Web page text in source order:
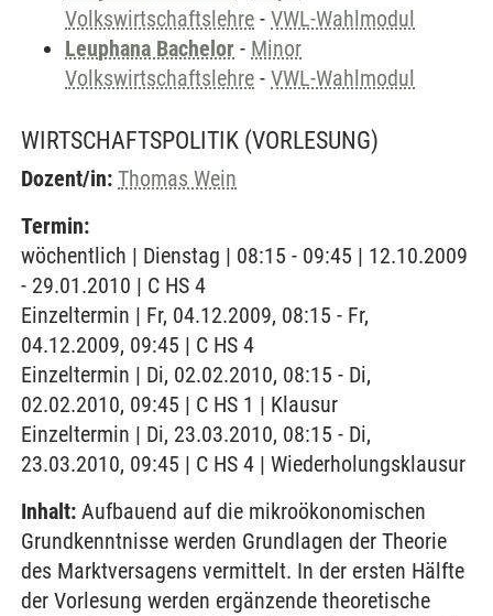
Volkswirtschaftslehre - VWL-Wahlmodul
Leuphana Bachelor - Minor
Volkswirtschaftslehre - VWL-Wahlmodul
WIRTSCHAFTSPOLITIK (VORLESUNG)
Dozent/in: Thomas Wein
Termin:
wöchentlich | Dienstag | 08:15 - 09:45 | 12.10.2009
- 29.01.2010 | C HS 4
Einzeltermin | Fr, 04.12.2009, 08:15 - Fr,
04.12.2009, 09:45 | C HS 4
Einzeltermin | Di, 02.02.2010, 08:15 - Di,
02.02.2010, 09:45 | C HS 1 | Klausur
Einzeltermin | Di, 23.03.2010, 08:15 - Di,
23.03.2010, 09:45 | C HS 4 | Wiederholungsklausur
Inhalt: Aufbauend auf die mikroökonomischen
Grundkenntnisse werden Grundlagen der Theorie
des Marktversagens vermittelt. In der ersten Hälfte
der Vorlesung werden ergänzende theoretische